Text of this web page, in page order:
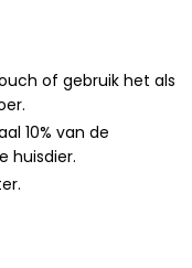
of gebruik het als
10% van de
huisdier.